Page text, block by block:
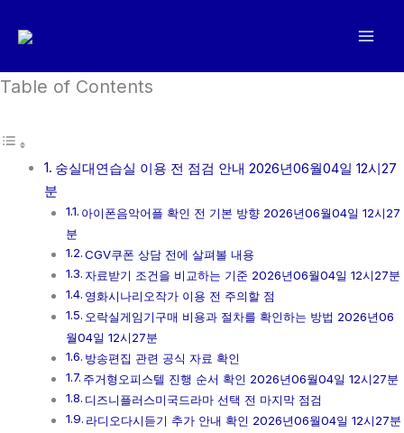
로
너
Table of Contents
숭실대연습실 이용 전 점검 안내 2026년06월04일 12시27
분
아이폰음악어플 확인 전 기본 방향 2026년06월04일 12시27
분
CGV쿠폰 상담 전에 살펴볼 내용
자료받기 조건을 비교하는 기준 2026년06월04일 12시27분
영화시나리오작가 이용 전 주의할 점
오락실게임기구매 비용과 절차를 확인하는 방법 2026년06
월04일 12시27분
방송편집 관련 공식 자료 확인
주거형오피스텔 진행 순서 확인 2026년06월04일 12시27분
디즈니플러스미국드라마 선택 전 마지막 점검
라디오다시듣기 추가 안내 확인 2026년06월04일 12시27분